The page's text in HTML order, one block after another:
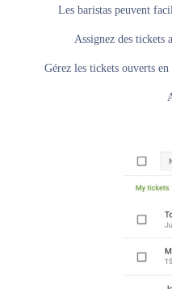
Les baristas peuvent
Assignez des tickets
Gérez les tickets ouverts